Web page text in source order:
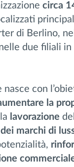
circa
di Berlino,
due filiali in
nasce con
la
lavorazione del
marchi di